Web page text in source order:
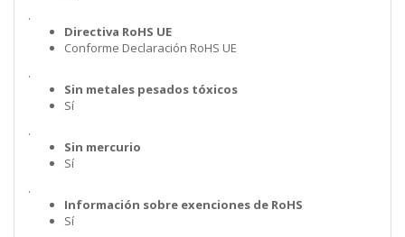
.
Directiva RoHS UE
Conforme Declaración RoHS UE
.
Sin metales pesados tóxicos
Sí
.
Sin mercurio
Sí
.
Información sobre exenciones de RoHS
Sí